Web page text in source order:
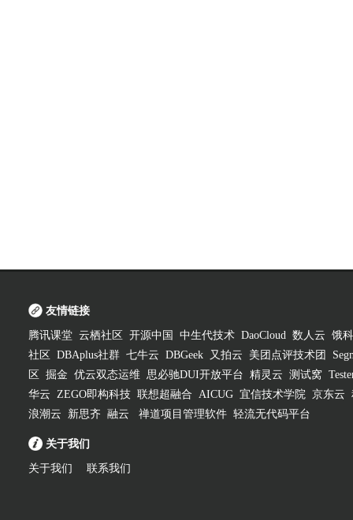
友情链接
腾讯课堂 云栖社区 开源中国 中生代技术 DaoCloud 数人云 饿
社区
DBAplus社群 七牛云 DBGeek 又拍云 美团点评技术团
区
掘金 优云双态运维 思必驰DUI开放平台 精灵云 测试窝
华云 ZEGO即构科技 联想超融合 AICUG 宜信技术学院 京东云
浪潮云
新思齐 融云 禅道项目管理软件 轻流无代码平台
关于我们
关于我们 联系我们